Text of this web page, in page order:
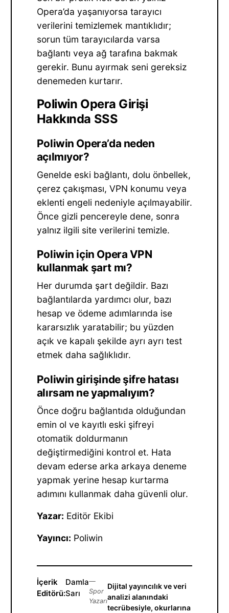
Opera’da yaşanıyorsa tarayıcı
verilerini temizlemek mantıklıdır;
sorun tüm tarayıcılarda varsa
bağlantı veya ağ tarafına bakmak
gerekir. Bunu ayırmak seni gereksiz
denemeden kurtarır.
Poliwin Opera Girişi
Hakkında SSS
Poliwin Opera’da neden
açılmıyor?
Genelde eski bağlantı, dolu önbellek,
çerez çakışması, VPN konumu veya
eklenti engeli nedeniyle açılmayabilir.
Önce gizli pencereyle dene, sonra
yalnız ilgili site verilerini temizle.
Poliwin için Opera VPN
kullanmak şart mı?
Her durumda şart değildir. Bazı
bağlantılarda yardımcı olur, bazı
hesap ve ödeme adımlarında ise
kararsızlık yaratabilir; bu yüzden
açık ve kapalı şekilde ayrı ayrı test
etmek daha sağlıklıdır.
Poliwin girişinde şifre hatası
alırsam ne yapmalıyım?
Önce doğru bağlantıda olduğundan
emin ol ve kayıtlı eski şifreyi
otomatik doldurmanın
değiştirmediğini kontrol et. Hata
devam ederse arka arkaya deneme
yapmak yerine hesap kurtarma
adımını kullanmak daha güvenli olur.
Yazar: Editör Ekibi
Yayıncı: Poliwin
İçerik
Editörü:
Damla
Sarı
—
Spor
Yazarı
Dijital yayıncılık ve veri
analizi alanındaki
tecrübesiyle, okurlarına